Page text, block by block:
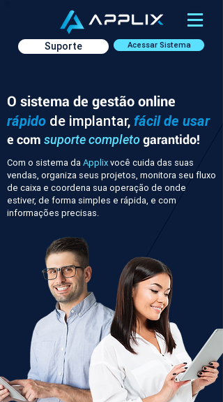
Acessar Sistema
Suporte
O sistema de gestão online
rápido de implantar, fácil de usar
e com suporte completogarantido!
Com o sistema daApplixvocê cuida das suas
vendas, organiza seus projetos, monitora seu fluxo
de caixa e coordena sua operação de onde
estiver, de forma simples e rápida, e com
informações precisas.